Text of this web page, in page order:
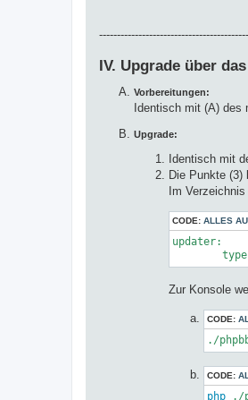
IV. Upgrade über
Vorbereitungen:
Identisch mit (A) des
Upgrade:
Identisch mit
Die Punkte (3)
Im
CODE: ALLES
updater:
type
Zur Konsole
CODE:
./
CODE:
php ./